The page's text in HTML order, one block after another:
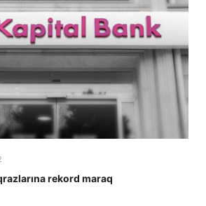
rekord maraq